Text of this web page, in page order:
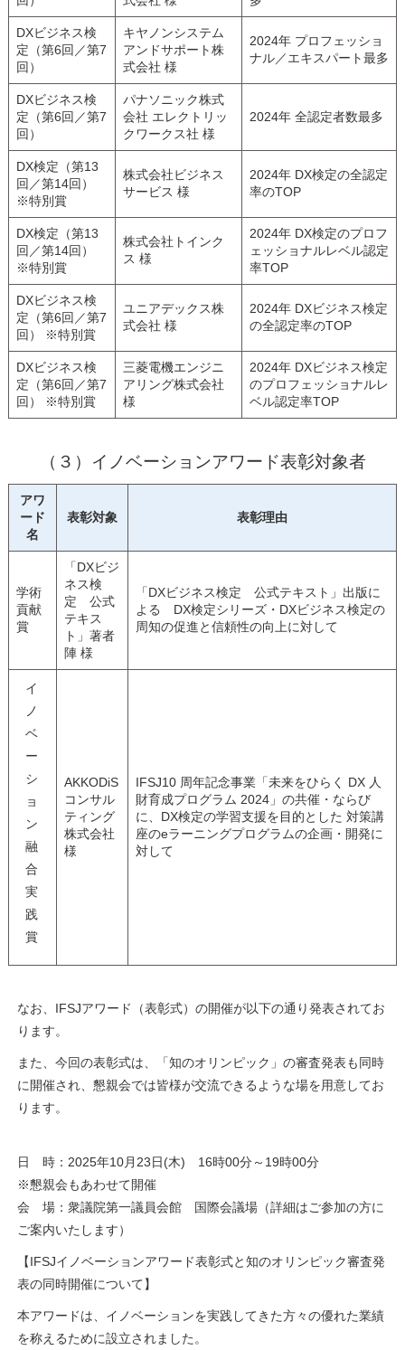
DXビジネス検
定（第6回／第7
回）
キヤノンシステム
アンドサポート株
式会社 様
2024年 プロフェッショ
ナル／エキスパート最多
DXビジネス検
定（第6回／第7
回）
パナソニック株式
会社 エレクトリッ
クワークス社 様
2024年 全認定者数最多
DX検定（第13
回／第14回）
※特別賞
株式会社ビジネス
サービス 様
2024年DX検定の全認定
率のTOP
DX検定（第13
回／第14回）
※特別賞
株式会社トインク
ス 様
2024年 DX検定のプロフ
ェッショナルレベル認定
率TOP
DXビジネス検
定（第6回／第7
回） ※特別賞
ユニアデックス株
式会社 様
2024年DXビジネス検定
の全認定率のTOP
DXビジネス検
定（第6回／第7
回） ※特別賞
三菱電機エンジニ
アリング株式会社
様
2024年DXビジネス検定
のプロフェッショナルレ
ベル認定率TOP
（３）イノベーションアワード表彰対象者
アワ
ード
名
表彰対象 表彰理由
学術
貢献
賞
「DXビジ
ネス検
定 公式
テキス
ト」著者
陣 様
「DXビジネス検定 公式テキスト」出版に
よる DX検定シリーズ・ DXビジネス検定の
周知の促進と信頼性の向上に対して
イ
ノ
ベ
ー
シ
ョ
ン
融
合
実
践
賞
AKKODiS
コンサル
ティング
株式会社
様
IFSJ10 周年記念事業「未来をひらく DX 人
財育成プログラム 2024」の共催・ならび
に、 DX検定の学習支援を目的とした 対策講
座のeラーニングプログラムの企画・開発に
対して
なお、 IFSJアワード（表彰式）の開催が以下の通り発表されてお
ります。
また、今回の表彰式は、「知のオリンピック」の審査発表も同時
に開催され、懇親会では皆様が交流できるような場を用意してお
ります。
日 時： 2025年10月 23日(木) 16時00分～ 19時00分
※懇親会もあわせて開催
会 場：衆議院第一議員会館 国際会議場（詳細はご参加の方に
ご案内いたします）
【IFSJイノベーションアワード表彰式と知のオリンピック審査発
表の同時開催について】
本アワードは、イノベーションを実践してきた方々の優れた業績
を称えるために設立されました。